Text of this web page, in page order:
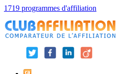
1719 programmes d'affiliation